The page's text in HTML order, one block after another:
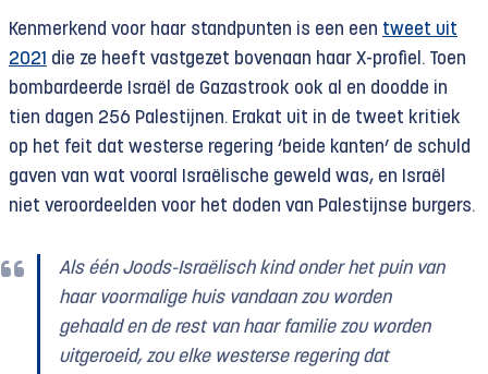
Kenmerkend voor haar standpunten is een een tweet uit
2021 die ze heeft vastgezet bovenaan haar X-profiel. Toen
bombardeerde Israël de Gazastrook ook al en doodde in
tien dagen 256 Palestijnen. Erakat uit in de tweet kritiek
op het feit dat westerse regering ‘beide kanten’ de schuld
gaven van wat vooral Israëlische geweld was, en Israël
niet veroordeelden voor het doden van Palestijnse burgers.
Als één Joods-Israëlisch kind onder het puin van
haar voormalige huis vandaan zou worden
gehaald en de rest van haar familie zou worden
uitgeroeid, zou elke westerse regering dat